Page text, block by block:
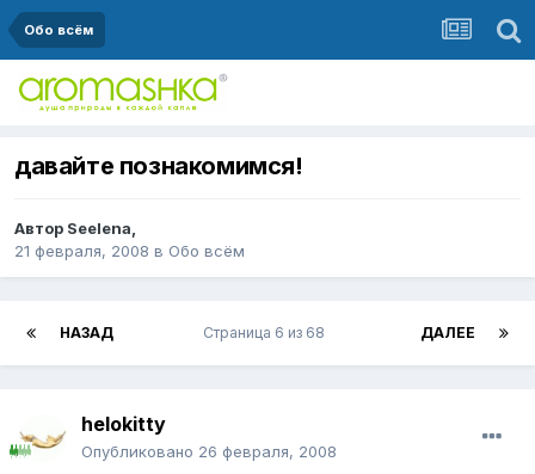
Обо всём
давайте познакомимся!
Автор Seelena,
21 февраля, 2008 в Обо всём
НАЗАД ДАЛЕЕ
Страница 6 из 68
helokitty
Опубликовано 26 февраля, 2008